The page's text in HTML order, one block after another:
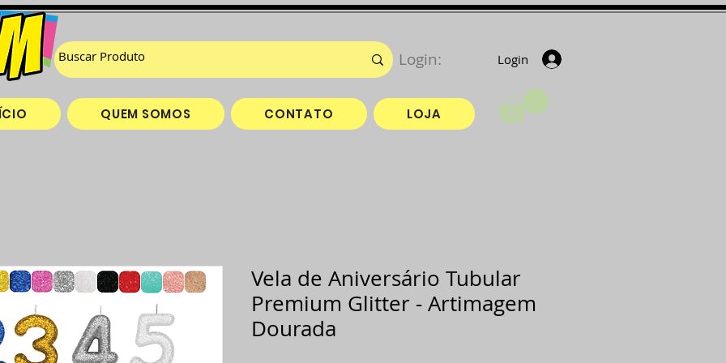
Login
QUEM SOMOS CONTATO LOJA
Login:
Vela de Aniversário Tubular
Premium Glitter - Artimagem
Dourada